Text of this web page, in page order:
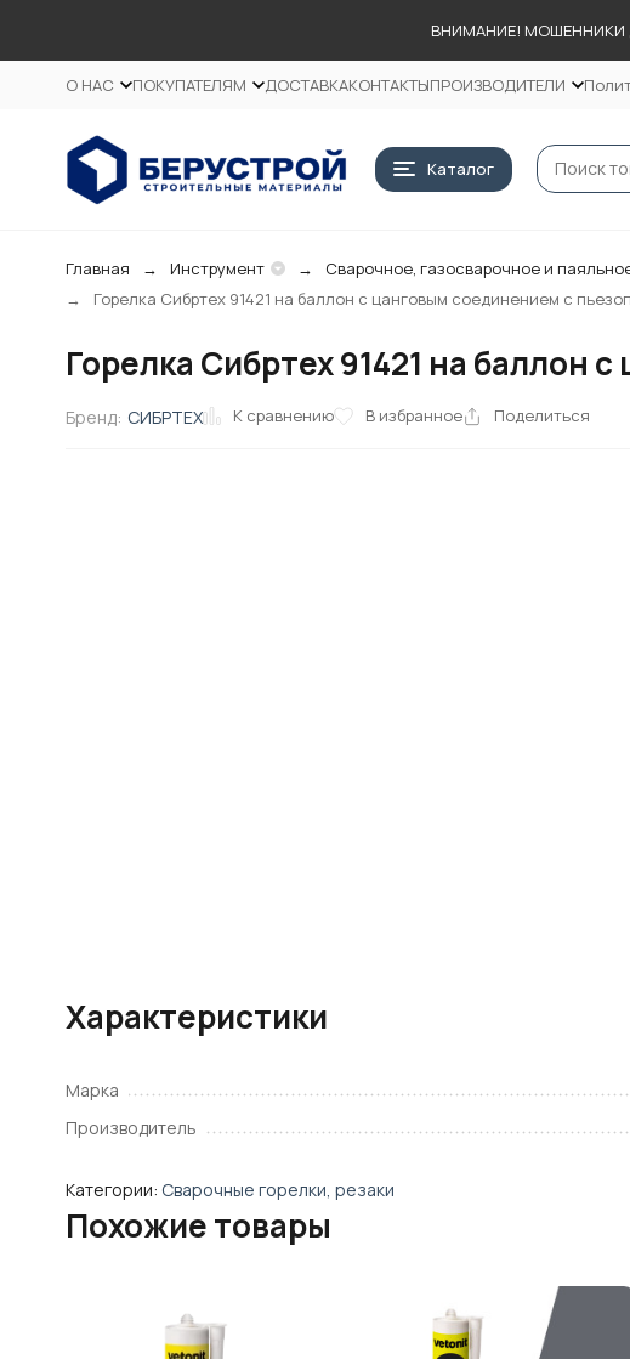
ВНИМАНИЕ! МОШЕННИКИ
О НАС ПОКУПАТЕЛЯМ ДОСТАВКАКОНТАКТЫПРОИЗВОДИТЕЛИ
Каталог
Главная Инструмент Сварочное, газосварочное и
Горелка Сибртех 91421 на баллон с цанговым соединением с
Горелка Сибртех 91421 на
Бренд: СИБРТЕХ К сравнению В избранное Поделиться
Характеристики
Марка
Производитель
Категории: Сварочные горелки, резаки
Похожие товары